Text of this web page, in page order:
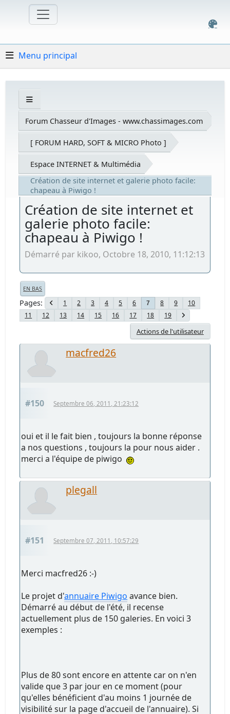
Menu principal
Forum Chasseur d'Images - www.chassimages.com
[ FORUM HARD, SOFT & MICRO Photo ]
Espace INTERNET & Multimédia
Création de site internet et galerie photo facile:
chapeau à Piwigo !
Création de site internet et
galerie photo facile:
chapeau à Piwigo !
Démarré par kikoo, Octobre 18, 2010, 11:12:13
EN BAS
Pages 1 2 3 4 5 6 7 8 9
10
11
12 13 14 15 16 17 18 19
Actions de l'utilisateur
macfred26
#150 Septembre 06, 2011, 21:23:12
oui et il le fait bien , toujours la bonne réponse
a nos questions , toujours la pour nous aider .
merci a l'équipe de piwigo
plegall
#151 Septembre 07, 2011, 10:57:29
Merci macfred26 :-)
Le projet d'annuaire Piwigo avance bien.
Démarré au début de l'été, il recense
actuellement plus de 150 galeries. En voici 3
exemples :
Plus de 80 sont encore en attente car on n'en
valide que 3 par jour en ce moment (pour
qu'elles bénéficient d'au moins 1 journée de
visibilité sur la page d'accueil de l'annuaire). Si